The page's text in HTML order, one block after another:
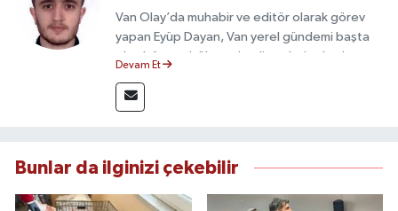
Van Olay’da muhabir ve editör olarak görev
yapan Eyüp Dayan, Van yerel gündemi başta
olmak üzere bölgesel gelişmeleri sahadan
deneyimiyle doğruluk, tarafsızlık ve etik ilkeleri
esas alan Dayan, güvenilir kaynaklara dayalı
Devam Et
Bunlar da ilginizi çekebilir